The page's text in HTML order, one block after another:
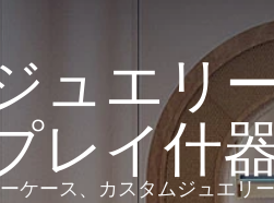
ュエリ
レイ什
ケース、カスタムジュエリ